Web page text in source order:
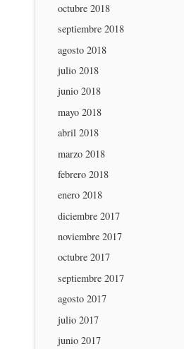
octubre 2018
septiembre 2018
agosto 2018
julio 2018
junio 2018
mayo 2018
abril 2018
marzo 2018
febrero 2018
enero 2018
diciembre 2017
noviembre 2017
octubre 2017
septiembre 2017
agosto 2017
julio 2017
junio 2017